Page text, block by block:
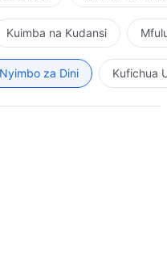
Kuimba na Kudansi
za Dini Kufichua